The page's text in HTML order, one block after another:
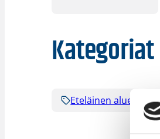
Kategoriat
Eteläinen alue